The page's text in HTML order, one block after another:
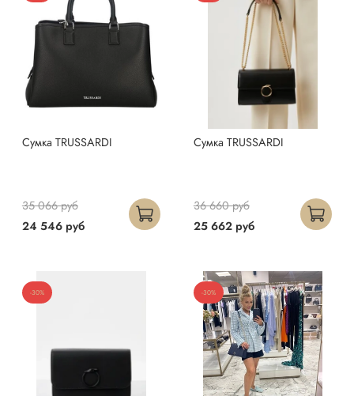
Сумка TRUSSARDI
24 546 руб
35 066 руб
Сумка TRUSSARDI
25 662 руб
36 660 руб
-30% -30%